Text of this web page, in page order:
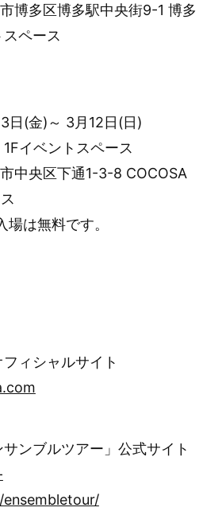
博多区博多駅中央街9-1 博多
ペース
日(金)～ 3月12日(日)
イベントスペース
中央区下通1-3-8 COCOSA
は無料です。
ィシャルサイト
サンブルツアー」公式サイト